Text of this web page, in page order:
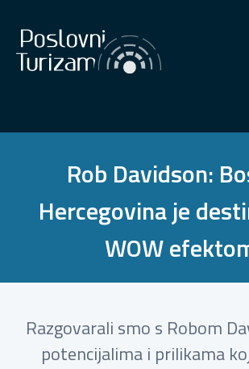
Rob Davidson:
Hercegovina je
WOW
Razgovarali smo s Robom
potencijalima i prilikama